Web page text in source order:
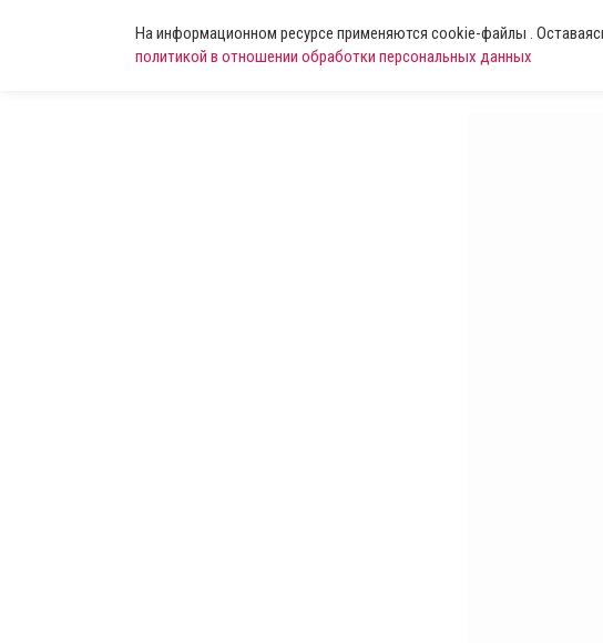
На информационном ресурсе применяются cookie-файлы .
политикой в отношении обработки персональных данных